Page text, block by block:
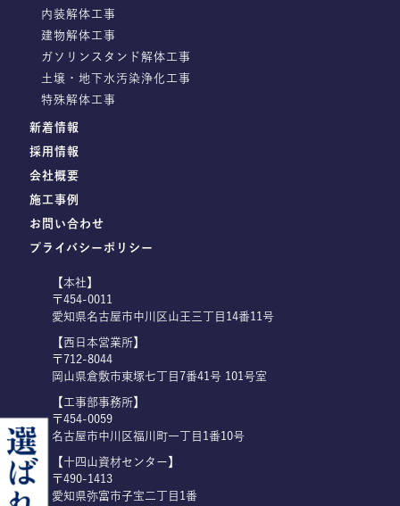
内装解体工事
建物解体工事
ガソリンスタンド解体工事
土壌・地下水汚染浄化工事
特殊解体工事
新着情報
採用情報
会社概要
施工事例
お問い合わせ
プライバシーポリシー
【本社】
〒454-0011
愛知県名古屋市中川区山王三丁目14番11号
【西日本営業所】
〒712-8044
岡山県倉敷市東塚七丁目7番41号 101号室
【工事部事務所】
〒454-0059
名古屋市中川区福川町一丁目1番10号
【十四山資材センター】
〒490-1413
愛知県弥富市子宝二丁目1番